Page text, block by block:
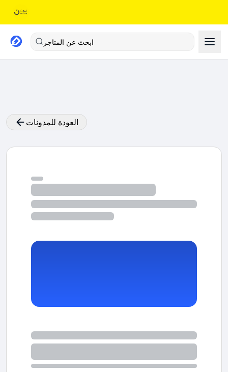
ابحث عن المتاجر
العودة للمدونات